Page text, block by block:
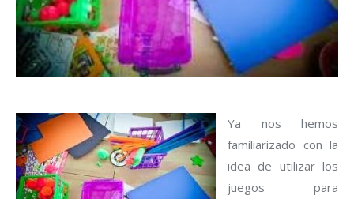
Ya nos hemos
familiarizado con la
idea de utilizar los
juegos para